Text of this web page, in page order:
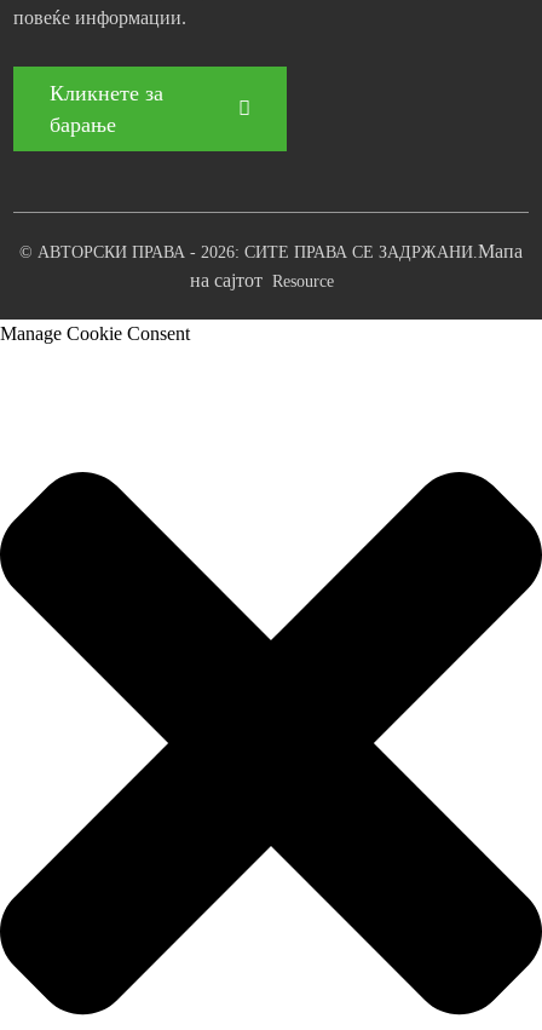
повеќе информации.
Кликнете за
барање
© АВТОРСКИ ПРАВА - 2026: СИТЕ ПРАВА СЕ ЗАДРЖАНИ. Мапа
на сајтот Resource
Manage Cookie Consent